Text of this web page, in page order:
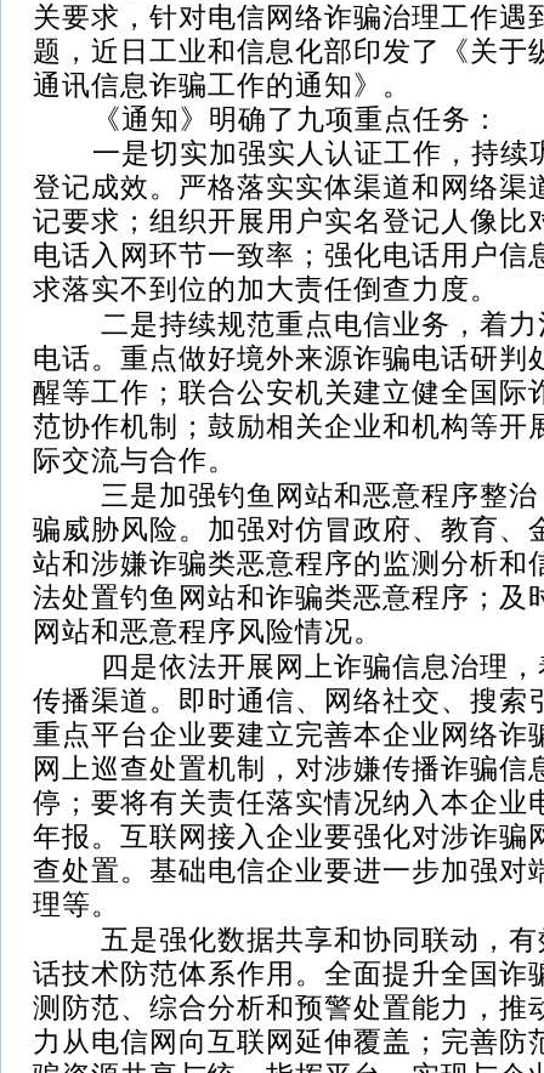
关要求，针对电信网络诈骗治理工作遇
题，近日工业和信息化部印发了《关于
通讯信息诈骗工作的通知》。
《通知》明确了九项重点任务：
一是切实加强实人认证工作，持续
登记成效。严格落实实体渠道和网络渠
记要求；组织开展用户实名登记人像比
电话入网环节一致率；强化电话用户信
求落实不到位的加大责任倒查力度。
二是持续规范重点电信业务，着
电话。重点做好境外来源诈骗电话研判
醒等工作；联合公安机关建立健全国际
范协作机制；鼓励相关企业和机构等开
际交流与合作。
三是加强钓鱼网站和恶意程序整
骗威胁风险。加强对仿冒政府、教育、
站和涉嫌诈骗类恶意程序的监测分析和
法处置钓鱼网站和诈骗类恶意程序；及
网站和恶意程序风险情况。
四是依法开展网上诈骗信息治理
传播渠道。即时通信、网络社交、搜索
重点平台企业要建立完善本企业网络诈
网上巡查处置机制，对涉嫌传播诈骗信
停；要将有关责任落实情况纳入本企业
年报。互联网接入企业要强化对涉诈骗
查处置。基础电信企业要进一步加强对
理等。
五是强化数据共享和协同联动，
话技术防范体系作用。全面提升全国诈
测防范、综合分析和预警处置能力，推
力从电信网向互联网延伸覆盖；完善防